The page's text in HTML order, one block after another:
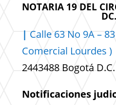
NOTARIA 19 DEL
DC.
| Calle 63 No 9A –
Comercial Lourdes )
2443488 Bogotá
Notificaciones